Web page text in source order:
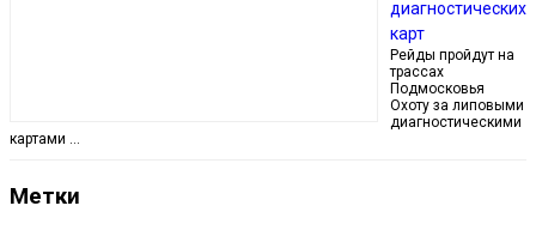
диагностических
карт
Рейды пройдут на
трассах
Подмосковья
Охоту за липовыми
диагностическими
картами …
Метки